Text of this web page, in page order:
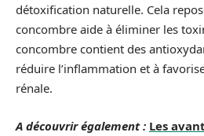
détoxification naturelle. Cela
concombre aide à éliminer les
concombre contient des
réduire l’inflammation et à
rénale.
A découvrir également : Les